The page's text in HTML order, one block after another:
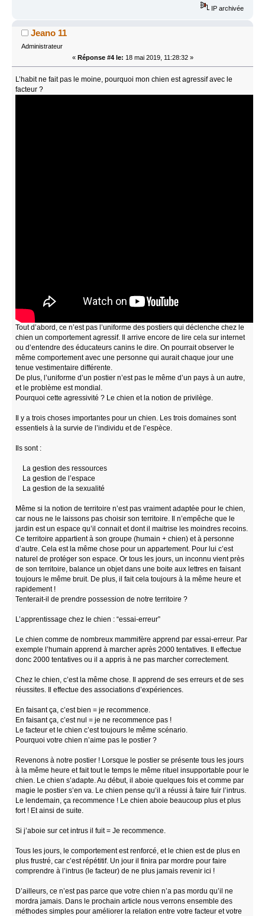
IP archivée
Jeano 11
Administrateur
« Réponse #4 le: 18 mai 2019, 11:28:32 »
L’habit ne fait pas le moine, pourquoi mon chien est agressif avec le
facteur ?
Tout d’abord, ce n’est pas l’uniforme des postiers qui déclenche chez le
chien un comportement agressif. Il arrive encore de lire cela sur internet
ou d’entendre des éducateurs canins le dire. On pourrait observer le
même comportement avec une personne qui aurait chaque jour une
tenue vestimentaire différente.
De plus, l’uniforme d’un postier n’est pas le même d’un pays à un autre,
et le problème est mondial.
Pourquoi cette agressivité ? Le chien et la notion de privilège.
Il y a trois choses importantes pour un chien. Les trois domaines sont
essentiels à la survie de l’individu et de l’espèce.
Ils sont :
La gestion des ressources
La gestion de l’espace
La gestion de la sexualité
Même si la notion de territoire n’est pas vraiment adaptée pour le chien,
car nous ne le laissons pas choisir son territoire. Il n’empêche que le
jardin est un espace qu’il connait et dont il maitrise les moindres recoins.
Ce territoire appartient à son groupe (humain + chien) et à personne
d’autre. Cela est la même chose pour un appartement. Pour lui c’est
naturel de protéger son espace. Or tous les jours, un inconnu vient près
de son territoire, balance un objet dans une boite aux lettres en faisant
toujours le même bruit. De plus, il fait cela toujours à la même heure et
rapidement !
Tenterait-il de prendre possession de notre territoire ?
L’apprentissage chez le chien : “essai-erreur”
Le chien comme de nombreux mammifère apprend par essai-erreur. Par
exemple l’humain apprend à marcher après 2000 tentatives. Il effectue
donc 2000 tentatives ou il a appris à ne pas marcher correctement.
Chez le chien, c’est la même chose. Il apprend de ses erreurs et de ses
réussites. Il effectue des associations d’expériences.
En faisant ça, c’est bien = je recommence.
En faisant ça, c’est nul = je ne recommence pas !
Le facteur et le chien c’est toujours le même scénario.
Pourquoi votre chien n’aime pas le postier ?
Revenons à notre postier ! Lorsque le postier se présente tous les jours
à la même heure et fait tout le temps le même rituel insupportable pour le
chien. Le chien s’adapte. Au début, il aboie quelques fois et comme par
magie le postier s’en va. Le chien pense qu’il a réussi à faire fuir l’intrus.
Le lendemain, ça recommence ! Le chien aboie beaucoup plus et plus
fort ! Et ainsi de suite.
Si j’aboie sur cet intrus il fuit = Je recommence.
Tous les jours, le comportement est renforcé, et le chien est de plus en
plus frustré, car c’est répétitif. Un jour il finira par mordre pour faire
comprendre à l’intrus (le facteur) de ne plus jamais revenir ici !
D’ailleurs, ce n’est pas parce que votre chien n’a pas mordu qu’il ne
mordra jamais. Dans le prochain article nous verrons ensemble des
méthodes simples pour améliorer la relation entre votre facteur et votre